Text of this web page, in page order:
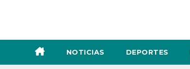
NOTICIAS DEPORTES